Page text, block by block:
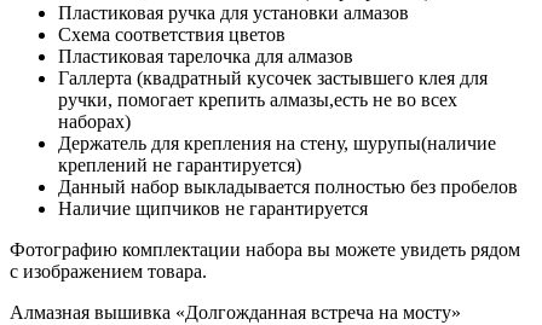
Пластиковая ручка для установки алмазов
Схема соответствия цветов
Пластиковая тарелочка для алмазов
Галлерта (квадратный кусочек застывшего клея для
ручки, помогает крепить алмазы,есть не во всех
наборах)
Держатель для крепления на стену, шурупы(наличие
креплений не гарантируется)
Данный набор выкладывается полностью без пробелов
Наличие щипчиков не гарантируется
Фотографию комплектации набора вы можете увидеть рядом
с изображением товара.
Алмазная вышивка «Долгожданная встреча на мосту»